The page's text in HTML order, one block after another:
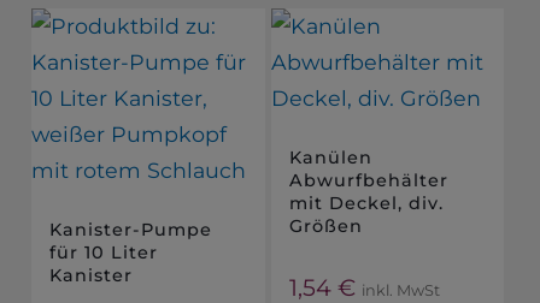
Kanister-Pumpe
für 10 Liter
Kanister
Kanülen
Abwurfbehälter
mit Deckel, div.
Größen
1,54 € inkl. MwSt